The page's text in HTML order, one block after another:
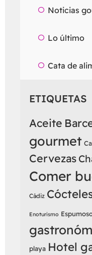
Noticias
Lo último
Cata de
ETIQUETAS
Aceite
gourmet
Cervezas
Comer
Cádiz
Enoturismo
playa Hotel